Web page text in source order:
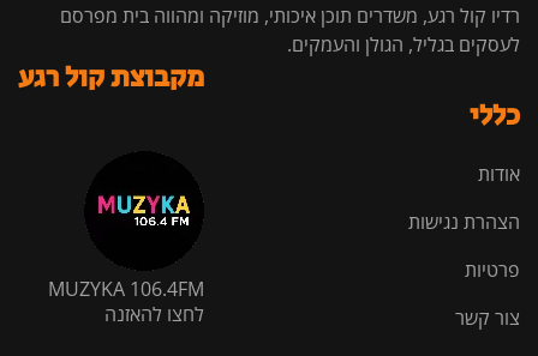
רדיו קול רגע, משדרים תוכן איכותי, מוזיקה ומהווה בית מפרסם
לעסקים בגליל, הגולן והעמקים.
כללי
אודות
הצהרת נגישות
פרטיות
צור קשר
מקבוצת קול רגע
MUZYKA 106.4FM
לחצו להאזנה